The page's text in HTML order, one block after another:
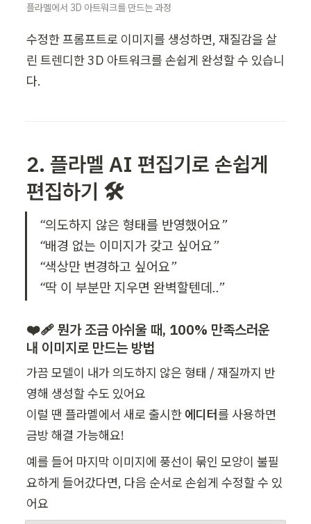
플라멜에서 3D 아트워크를 만드는 과정
수정한 프롬프트로 이미지를 생성하면, 재질감을 살
린 트렌디한 3D 아트워크를 손쉽게 완성할 수 있습니
다.
2. 플라멜 AI 편집기로 손쉽게
편집하기 🛠️
“의도하지 않은 형태를 반영했어요”
“배경 없는 이미지가 갖고 싶어요”
“색상만 변경하고 싶어요”
“딱 이 부분만 지우면 완벽할텐데..”
❤️‍🩹 뭔가 조금 아쉬울 때, 100% 만족스러운
내 이미지로 만드는 방법
가끔 모델이 내가 의도하지 않은 형태 / 재질까지 반
영해 생성할 수도 있어요
이럴 땐 플라멜에서 새로 출시한 에디터를 사용하면
금방 해결 가능해요!
예를 들어 마지막 이미지에 풍선이 묶인 모양이 불필
요하게 들어갔다면, 다음 순서로 손쉽게 수정할 수 있
어요